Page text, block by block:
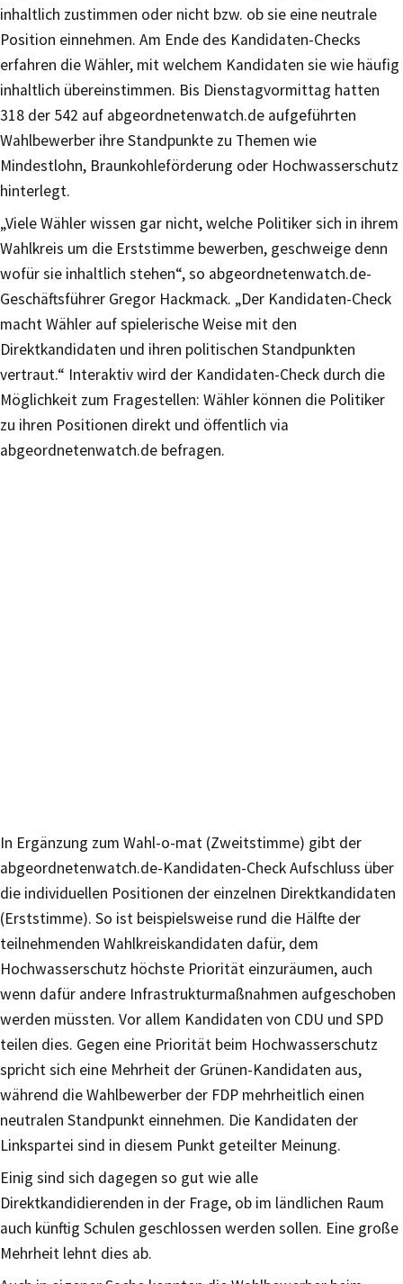
inhaltlich zustimmen oder nicht bzw. ob sie eine neutrale
Position einnehmen. Am Ende des Kandidaten-Checks
erfahren die Wähler, mit welchem Kandidaten sie wie häufig
inhaltlich übereinstimmen. Bis Dienstagvormittag hatten
318 der 542 auf abgeordnetenwatch.de aufgeführten
Wahlbewerber ihre Standpunkte zu Themen wie
Mindestlohn, Braunkohleförderung oder Hochwasserschutz
hinterlegt.
„Viele Wähler wissen gar nicht, welche Politiker sich in ihrem
Wahlkreis um die Erststimme bewerben, geschweige denn
wofür sie inhaltlich stehen“, so abgeordnetenwatch.de-
Geschäftsführer Gregor Hackmack. „Der Kandidaten-Check
macht Wähler auf spielerische Weise mit den
Direktkandidaten und ihren politischen Standpunkten
vertraut.“ Interaktiv wird der Kandidaten-Check durch die
Möglichkeit zum Fragestellen: Wähler können die Politiker
zu ihren Positionen direkt und öffentlich via
abgeordnetenwatch.de befragen.
In Ergänzung zum Wahl-o-mat (Zweitstimme) gibt der
abgeordnetenwatch.de-Kandidaten-Check Aufschluss über
die individuellen Positionen der einzelnen Direktkandidaten
(Erststimme). So ist beispielsweise rund die Hälfte der
teilnehmenden Wahlkreiskandidaten dafür, dem
Hochwasserschutz höchste Priorität einzuräumen, auch
wenn dafür andere Infrastrukturmaßnahmen aufgeschoben
werden müssten. Vor allem Kandidaten von CDU und SPD
teilen dies. Gegen eine Priorität beim Hochwasserschutz
spricht sich eine Mehrheit der Grünen-Kandidaten aus,
während die Wahlbewerber der FDP mehrheitlich einen
neutralen Standpunkt einnehmen. Die Kandidaten der
Linkspartei sind in diesem Punkt geteilter Meinung.
Einig sind sich dagegen so gut wie alle
Direktkandidierenden in der Frage, ob im ländlichen Raum
auch künftig Schulen geschlossen werden sollen. Eine große
Mehrheit lehnt dies ab.